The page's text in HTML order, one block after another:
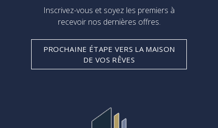
Inscrivez-vous et soyez les premiers à
recevoir nos dernières offres.
PROCHAINE ÉTAPE VERS LA MAISON
DE VOS RÊVES